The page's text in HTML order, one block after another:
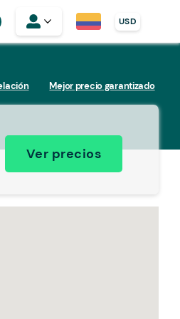
USD
Mejor precio garantizado
Ver precios